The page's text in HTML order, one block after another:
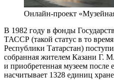
Онлайн-проект
В 1982 году в фонды
ТАССР (такой статус в то
Республики Татарстан)
собранная жителем Казани Г.
и приобретенная музеем после
насчитывает 1328 единиц